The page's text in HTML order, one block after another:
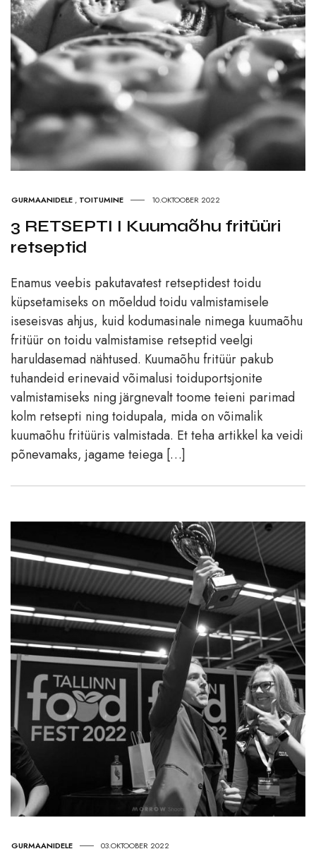
GURMAANIDELE , TOITUMINE 10.OKTOOBER 2022
3 RETSEPTI I Kuumaõhu fritüüri
retseptid
Enamus veebis pakutavatest retseptidest toidu
küpsetamiseks on mõeldud toidu valmistamisele
iseseisvas ahjus, kuid kodumasinale nimega kuumaõhu
fritüür on toidu valmistamise retseptid veelgi
haruldasemad nähtused. Kuumaõhu fritüür pakub
tuhandeid erinevaid võimalusi toiduportsjonite
valmistamiseks ning järgnevalt toome teieni parimad
kolm retsepti ning toidupala, mida on võimalik
kuumaõhu fritüüris valmistada. Et teha artikkel ka veidi
põnevamaks, jagame teiega […]
GURMAANIDELE 03.OKTOOBER 2022